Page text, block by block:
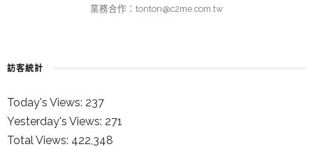
業務合作： tonton@c2me.com.tw
訪客統計
Today's Views: 237
Yesterday's Views: 271
Total Views: 422,348